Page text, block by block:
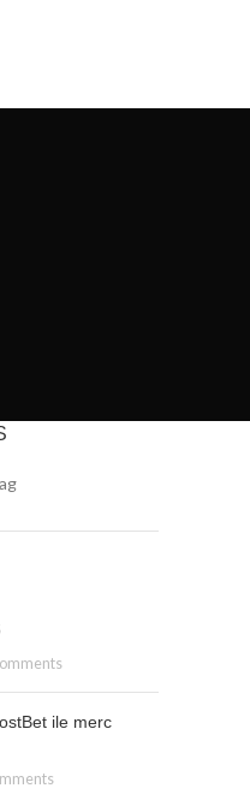
ile merc